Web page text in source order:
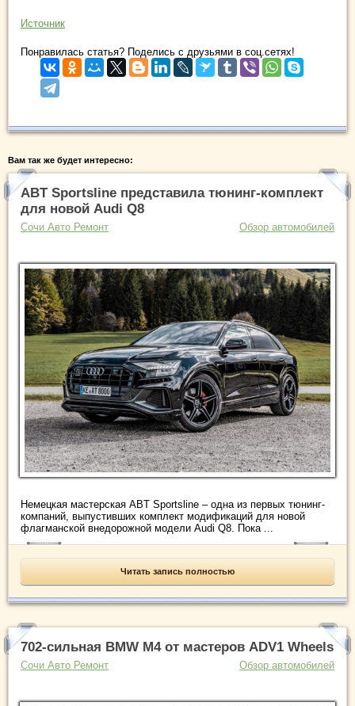
Источник
Понравилась статья? Поделись с друзьями в соц.сетях!
Вам так же будет интересно:
ABT Sportsline представила тюнинг-комплект
для новой Audi Q8
Сочи Авто Ремонт Обзор автомобилей
Немецкая мастерская ABT Sportsline – одна из первых тюнинг-
компаний, выпустивших комплект модификаций для новой
флагманской внедорожной модели Audi Q8. Пока ...
Читать запись полностью
702-сильная BMW M4 от мастеров ADV1 Wheels
Сочи Авто Ремонт Обзор автомобилей